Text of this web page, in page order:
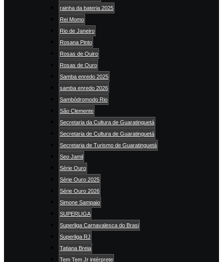
rainha da bateria 2025
Rei Momo
Rio de Janeiro
Rosana Pinto
Rosas de Ouiro
Rosas de Ouro
Samba enredo 2025
samba enredo 2026
Sambódromodo Rio
São Clemente
Secretaria da Cultura de Guaratinguetá
Secretaria de Cultura de Guaratinguetá
Secretaria de Turismo de Guaratinguetá
Seo Jamil
Série Ouro
Série Ouro 2025
Série Ouro 2026
Simone Sampaio
SUPERLIGA
Superliga Carnavalesca do Brasi
Superliga RJ
Tatiana Breia
Tem Tem Jr intérprete